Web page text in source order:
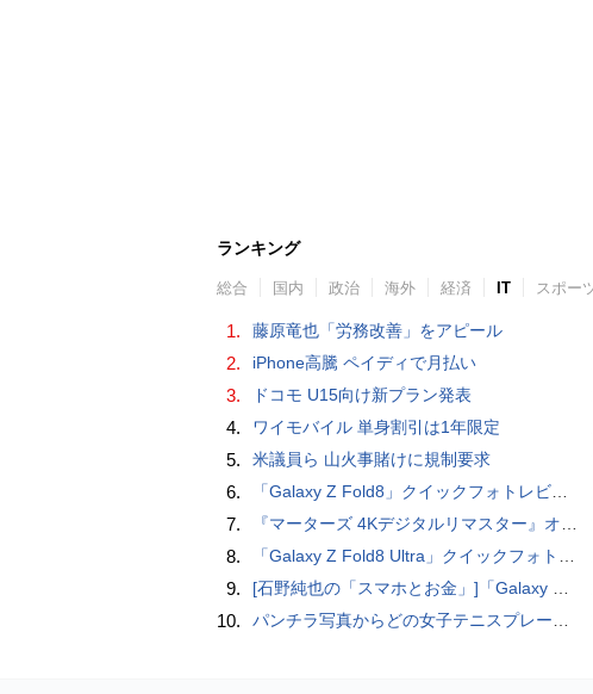
ランキング
総合 国内 政治 海外 経済 IT スポー
1. 藤原竜也「労務改善」をアピール
2. iPhone高騰 ペイディで月払い
3. ドコモ U15向け新プラン発表
4. ワイモバイル 単身割引は1年限定
5. 米議員ら 山火事賭けに規制要求
6. 「Galaxy Z Fold8」クイックフォトレビュー
7. 『マーターズ 4Kデジタルリマスター』オールナイト上映、鬼畜な併映作品が決定 全部観たら“生還証”をプレゼント［ホラー通信］
8. 「Galaxy Z Fold8 Ultra」クイックフォトレビュー
9. [石野純也の「スマホとお金」]「Galaxy Z Fold7／Flip7」発表、注目したいソフトバンクの価格攻勢
10. パンチラ写真からどの女子テニスプレーヤーのものなのか当てるクイズ「Tennis Upskirts」